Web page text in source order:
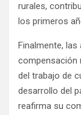
rurales,
los primeros
Finalmente,
compensación
del trabajo de
desarrollo del
reafirma su